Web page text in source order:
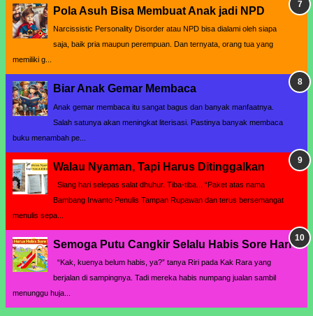
Pola Asuh Bisa Membuat Anak jadi NPD
Narcissistic Personality Disorder atau NPD bisa dialami oleh siapa
saja, baik pria maupun perempuan. Dan ternyata, orang tua yang
memiliki g...
Biar Anak Gemar Membaca
Anak gemar membaca itu sangat bagus dan banyak manfaatnya.
Salah satunya akan meningkat literisasi. Pastinya banyak membaca
buku menambah pe...
Walau Nyaman, Tapi Harus Ditinggalkan
Siang hari selepas salat dhuhur. Tiba-tiba... “Paket atas nama
Bambang Irwanto Penulis Tampan Rupawan dan terus bersemangat
menulis sepa...
Semoga Putu Cangkir Selalu Habis Sore Hari
“Kak, kuenya belum habis, ya?” tanya Riri pada Kak Rara yang
berjalan di sampingnya. Tadi mereka habis numpang jualan sambil
menunggu huja...